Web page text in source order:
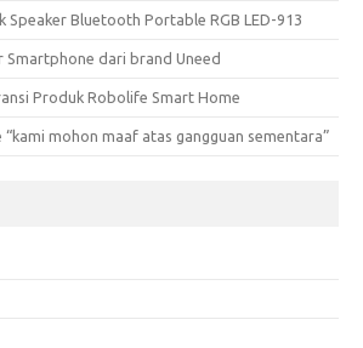
Speaker Bluetooth Portable RGB LED-913
Smartphone dari brand Uneed
Produk Robolife Smart Home
“kami mohon maaf atas gangguan sementara”